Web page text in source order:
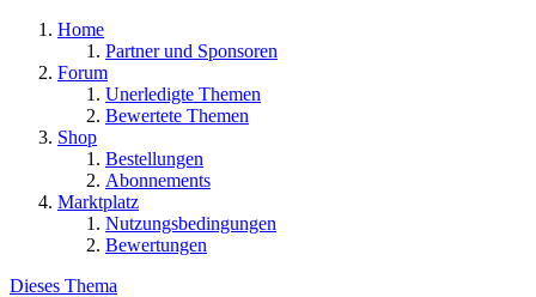
Home
Partner und Sponsoren
Forum
Unerledigte Themen
Bewertete Themen
Shop
Bestellungen
Abonnements
Marktplatz
Nutzungsbedingungen
Bewertungen
Dieses Thema